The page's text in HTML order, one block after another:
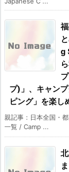
g
プ)」、キャン
ピング」を楽し
親記事：日本全国・
一覧 / Camp ...